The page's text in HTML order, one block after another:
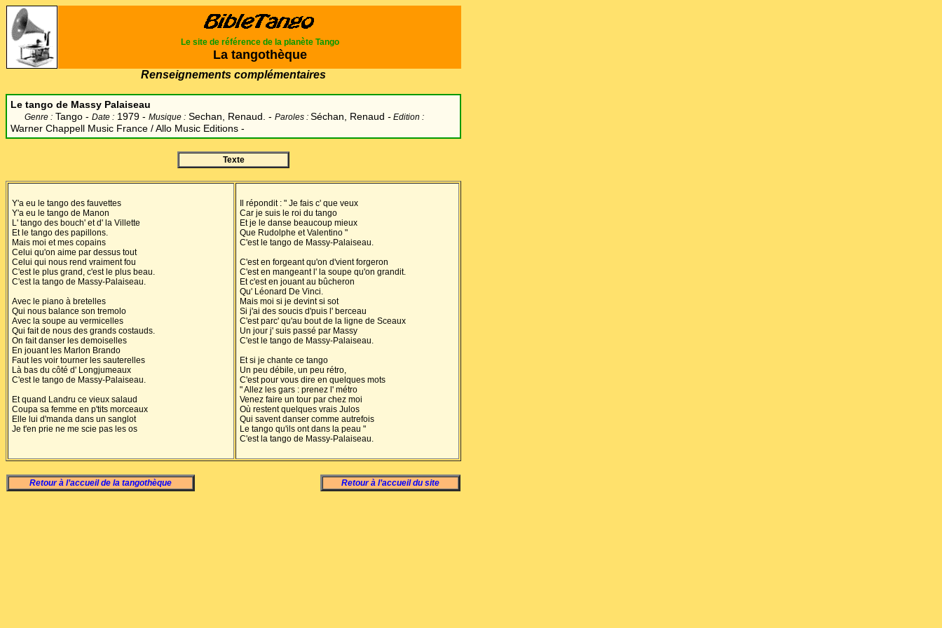
Le site de référence de la planète Tango
La tangothèque
Renseignements complémentaires
Le tango de Massy Palaiseau
Genre : Tango - Date : 1979 - Musique : Sechan, Renaud. - Paroles : Séchan, Renaud - Edition :
Warner Chappell Music France / Allo Music Editions -
Texte
Y'a eu le tango des fauvettes
Y'a eu le tango de Manon
L' tango des bouch' et d' la Villette
Et le tango des papillons.
Mais moi et mes copains
Celui qu'on aime par dessus tout
Celui qui nous rend vraiment fou
C'est le plus grand, c'est le plus beau.
C'est la tango de Massy-Palaiseau.
Avec le piano à bretelles
Qui nous balance son tremolo
Avec la soupe au vermicelles
Qui fait de nous des grands costauds.
On fait danser les demoiselles
En jouant les Marlon Brando
Faut les voir tourner les sauterelles
Là bas du côté d' Longjumeaux
C'est le tango de Massy-Palaiseau.
Et quand Landru ce vieux salaud
Coupa sa femme en p'tits morceaux
Elle lui d'manda dans un sanglot
Je t'en prie ne me scie pas les os
Il répondit : " Je fais c' que veux
Car je suis le roi du tango
Et je le danse beaucoup mieux
Que Rudolphe et Valentino "
C'est le tango de Massy-Palaiseau.
C'est en forgeant qu'on d'vient forgeron
C'est en mangeant l' la soupe qu'on grandit.
Et c'est en jouant au bûcheron
Qu' Léonard De Vinci.
Mais moi si je devint si sot
Si j'ai des soucis d'puis l' berceau
C'est parc' qu'au bout de la ligne de Sceaux
Un jour j' suis passé par Massy
C'est le tango de Massy-Palaiseau.
Et si je chante ce tango
Un peu débile, un peu rétro,
C'est pour vous dire en quelques mots
" Allez les gars : prenez l' métro
Venez faire un tour par chez moi
Où restent quelques vrais Julos
Qui savent danser comme autrefois
Le tango qu'ils ont dans la peau "
C'est la tango de Massy-Palaiseau.
Retour à l’accueil de la tangothèque Retour à l’accueil du site